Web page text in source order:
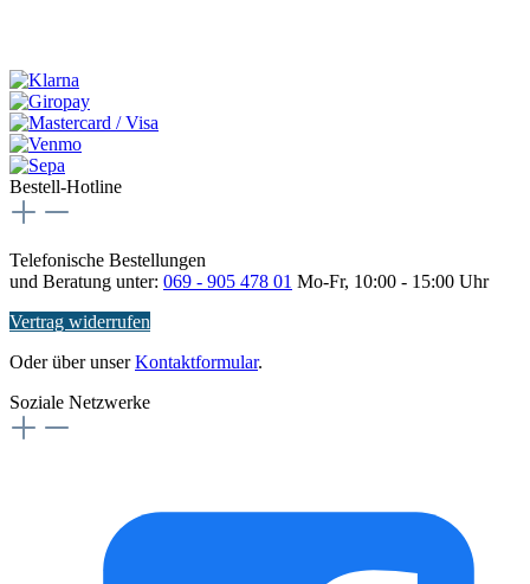
Bestell-Hotline
Telefonische Bestellungen
und Beratung unter: 069 - 905 478 01 Mo-Fr, 10:00 - 15:00 Uhr
Vertrag widerrufen
Oder über unserKontaktformular.
Soziale Netzwerke